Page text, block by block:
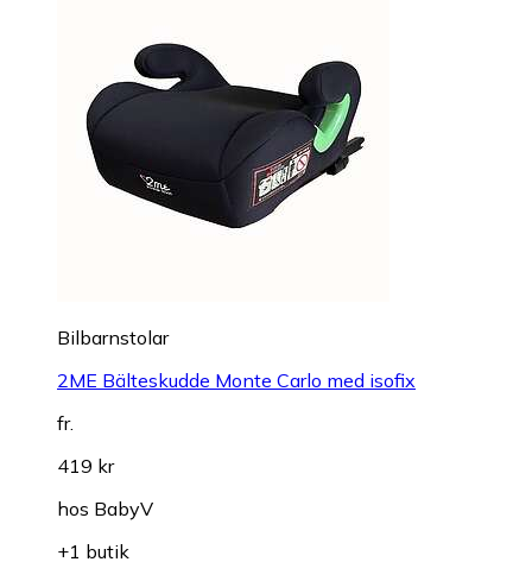
Bilbarnstolar
2ME Bälteskudde Monte Carlo med isofix
fr.
419 kr
hos BabyV
+1 butik